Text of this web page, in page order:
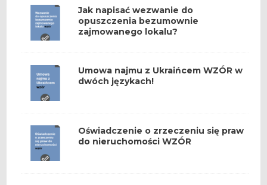
Jak napisać wezwanie do
opuszczenia bezumownie
zajmowanego lokalu?
Umowa najmu z Ukraińcem WZÓR w
dwóch językach!
Oświadczenie o zrzeczeniu się praw
do nieruchomości WZÓR